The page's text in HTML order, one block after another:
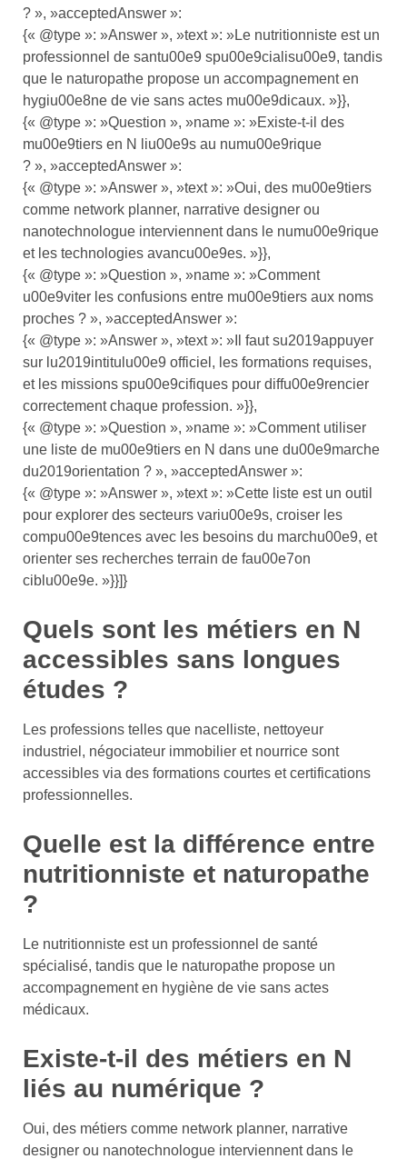
? », »acceptedAnswer »:
{« @type »: »Answer », »text »: »Le nutritionniste est un
professionnel de santu00e9 spu00e9cialisu00e9, tandis
que le naturopathe propose un accompagnement en
hygiu00e8ne de vie sans actes mu00e9dicaux. »}},
{« @type »: »Question », »name »: »Existe-t-il des
mu00e9tiers en N liu00e9s au numu00e9rique
? », »acceptedAnswer »:
{« @type »: »Answer », »text »: »Oui, des mu00e9tiers
comme network planner, narrative designer ou
nanotechnologue interviennent dans le numu00e9rique
et les technologies avancu00e9es. »}},
{« @type »: »Question », »name »: »Comment
u00e9viter les confusions entre mu00e9tiers aux noms
proches ? », »acceptedAnswer »:
{« @type »: »Answer », »text »: »Il faut su2019appuyer
sur lu2019intitulu00e9 officiel, les formations requises,
et les missions spu00e9cifiques pour diffu00e9rencier
correctement chaque profession. »}},
{« @type »: »Question », »name »: »Comment utiliser
une liste de mu00e9tiers en N dans une du00e9marche
du2019orientation ? », »acceptedAnswer »:
{« @type »: »Answer », »text »: »Cette liste est un outil
pour explorer des secteurs variu00e9s, croiser les
compu00e9tences avec les besoins du marchu00e9, et
orienter ses recherches terrain de fau00e7on
ciblu00e9e. »}}]}
Quels sont les métiers en N
accessibles sans longues
études ?
Les professions telles que nacelliste, nettoyeur
industriel, négociateur immobilier et nourrice sont
accessibles via des formations courtes et certifications
professionnelles.
Quelle est la différence entre
nutritionniste et naturopathe
?
Le nutritionniste est un professionnel de santé
spécialisé, tandis que le naturopathe propose un
accompagnement en hygiène de vie sans actes
médicaux.
Existe-t-il des métiers en N
liés au numérique ?
Oui, des métiers comme network planner, narrative
designer ou nanotechnologue interviennent dans le